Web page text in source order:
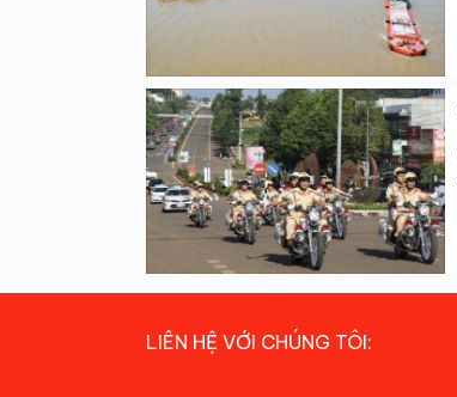
LIÊN HỆ VỚI CHÚNG TÔI: